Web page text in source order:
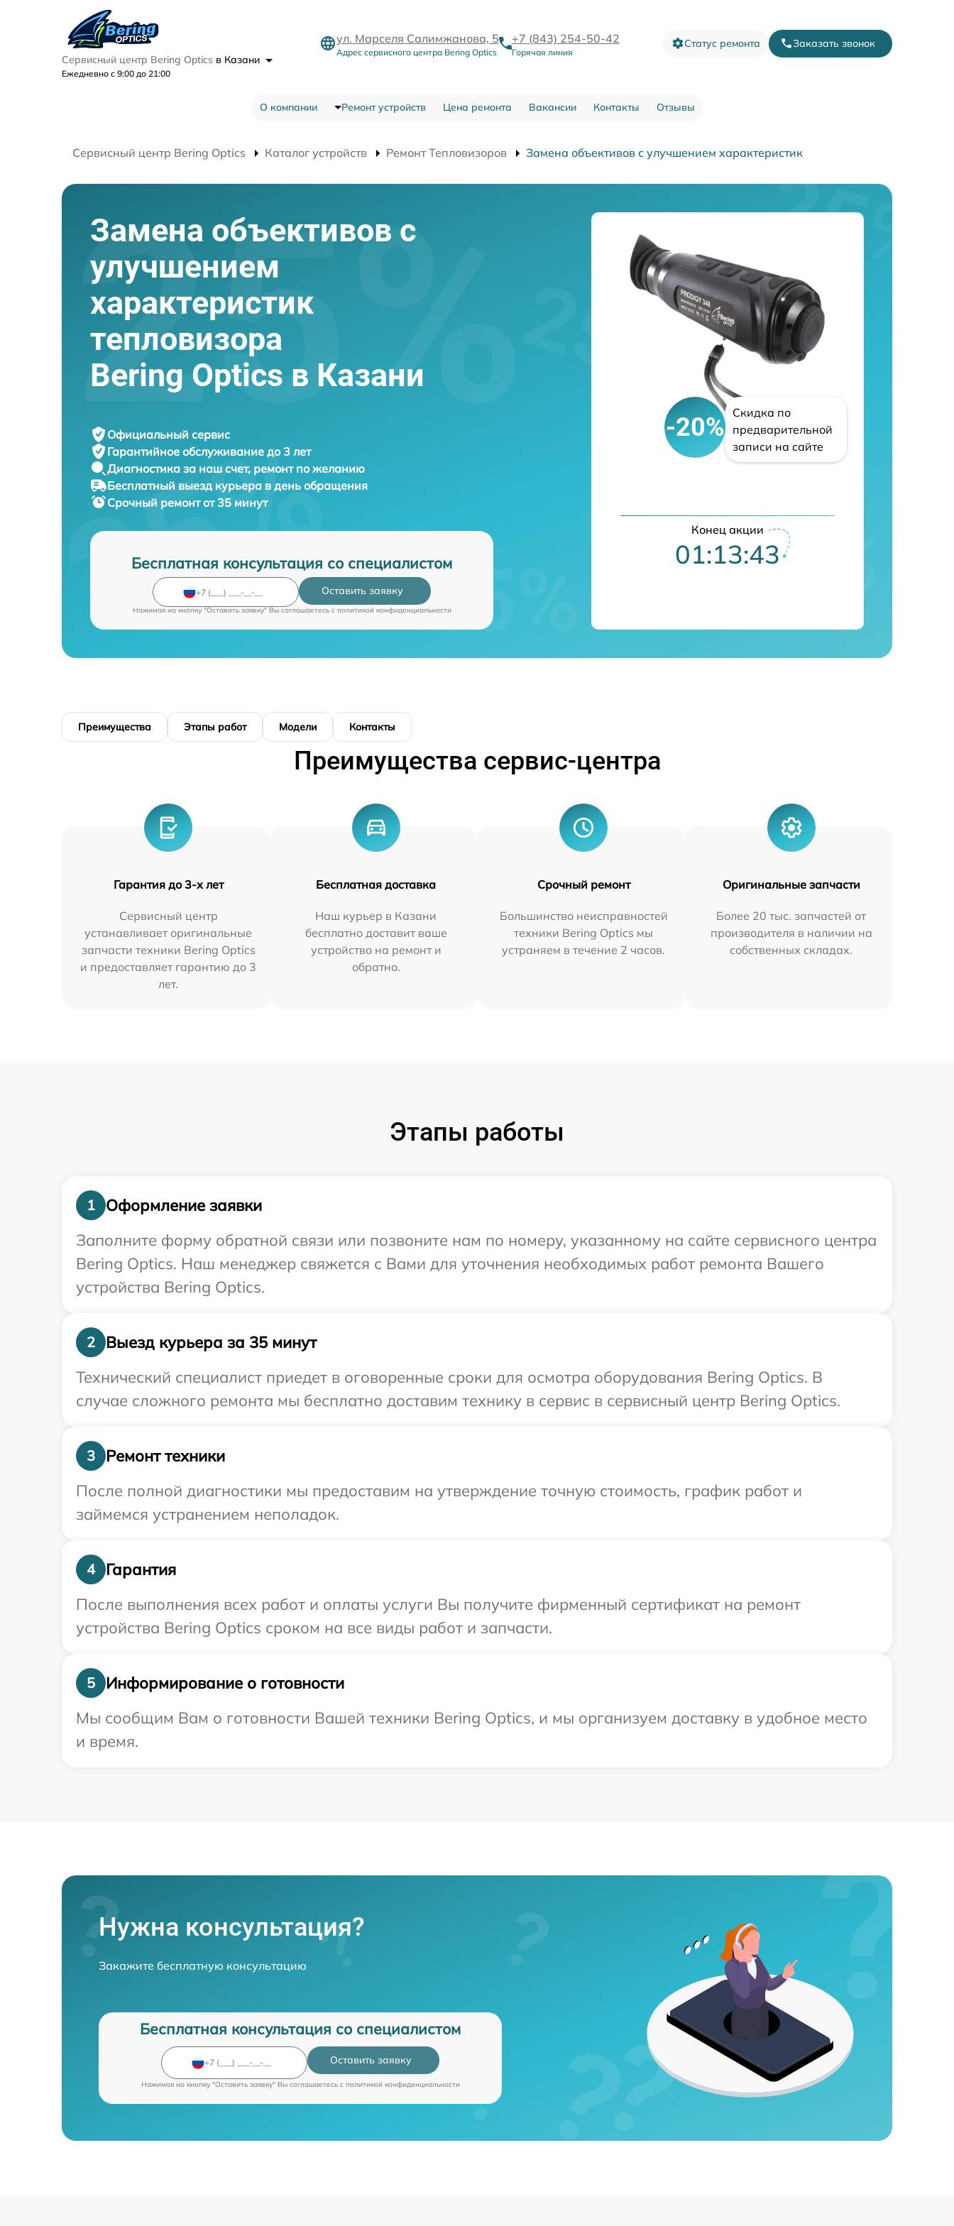
Сервисный центр Bering Optics в Казани
Ежедневно с 9:00 до 21:00
ул. Марселя Салимжанова, 5
Адрес сервисного центра Bering Optics
+7 (843) 254-50-42
Горячая линия
Статус ремонта Заказать звонок
О компании Ремонт устройств Цена ремонта Вакансии Контакты Отзывы
Сервисный центр Bering Optics Каталог устройств Ремонт Тепловизоров Замена объективов с улучшением характеристик
Замена объективов с
улучшением
характеристик
тепловизора
Bering Optics в Казани
Официальный сервис
Гарантийное обслуживание до 3 лет
Диагностика за наш счет, ремонт по желанию
Бесплатный выезд курьера в день обращения
Срочный ремонтот 35 минут
Бесплатная консультация со специалистом
Оставить заявку
Нажимая на кнопку "Оставить заявку" Вы соглашаетесь c политикой конфиденциальности
-20%
Скидка по
предварительной
записи на сайте
Конец акции
01:13:42
Преимущества Этапы работ Модели Контакты
Преимущества сервис-центра
Гарантия до 3-х лет
Сервисный центр
устанавливает оригинальные
запчасти техники Bering Optics
и предоставляет гарантию до 3
лет.
Бесплатная доставка
Наш курьер в Казани
бесплатно доставит ваше
устройство на ремонт и
обратно.
Срочный ремонт
Большинство неисправностей
техники Bering Optics мы
устраняем в течение 2 часов.
Оригинальные запчасти
Более 20 тыс. запчастей от
производителя в наличии на
собственных складах.
Этапы работы
1
Оформление заявки
Заполните форму обратной связи или позвоните нам по номеру, указанному на сайте сервисного центра
Bering Optics. Наш менеджер свяжется с Вами для уточнения необходимых работ ремонта Вашего
устройства Bering Optics.
2
Выезд курьера за 35 минут
Технический специалист приедет в оговоренные сроки для осмотра оборудования Bering Optics. В
случае сложного ремонта мы бесплатно доставим технику в сервис в сервисный центр Bering Optics.
3
Ремонт техники
После полной диагностики мы предоставим на утверждение точную стоимость, график работ и
займемся устранением неполадок.
4
Гарантия
После выполнения всех работ и оплаты услуги Вы получите фирменный сертификат на ремонт
устройства Bering Optics сроком на все виды работ и запчасти.
5
Информирование о готовности
Мы сообщим Вам о готовности Вашей техники Bering Optics, и мы организуем доставку в удобное место
и время.
Нужна консультация?
Закажите бесплатную консультацию
Бесплатная консультация со специалистом
Оставить заявку
Нажимая на кнопку "Оставить заявку" Вы соглашаетесь c политикой конфиденциальности